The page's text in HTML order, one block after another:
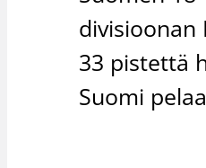
divisioonan
33 pistettä
Suomi